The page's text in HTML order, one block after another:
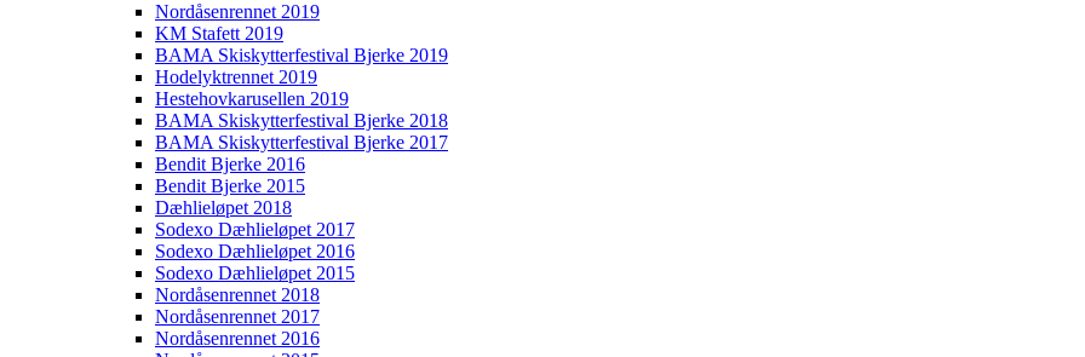
Nordåsenrennet 2019
KM Stafett 2019
BAMA Skiskytterfestival Bjerke 2019
Hodelyktrennet 2019
Hestehovkarusellen 2019
BAMA Skiskytterfestival Bjerke 2018
BAMA Skiskytterfestival Bjerke 2017
Bendit Bjerke 2016
Bendit Bjerke 2015
Dæhlieløpet 2018
Sodexo Dæhlieløpet 2017
Sodexo Dæhlieløpet 2016
Sodexo Dæhlieløpet 2015
Nordåsenrennet 2018
Nordåsenrennet 2017
Nordåsenrennet 2016